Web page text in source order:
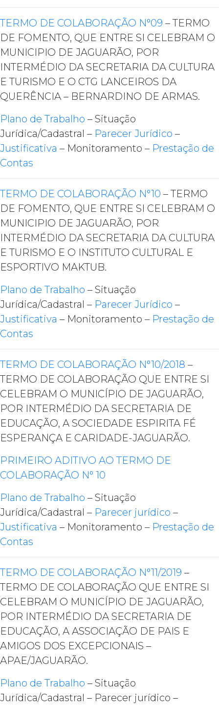
TERMO DE COLABORAÇÃO N°09 – TERMO
DE FOMENTO, QUE ENTRE SI CELEBRAM O
MUNICIPIO DE JAGUARÃO, POR
INTERMÉDIO DA SECRETARIA DA CULTURA
E TURISMO E O CTG LANCEIROS DA
QUERÊNCIA – BERNARDINO DE ARMAS.
Plano de Trabalho – Situação
Jurídica/Cadastral – Parecer Jurídico –
Justificativa – Monitoramento – Prestação de
Contas
TERMO DE COLABORAÇÃO N°10 – TERMO
DE FOMENTO, QUE ENTRE SI CELEBRAM O
MUNICIPIO DE JAGUARÃO, POR
INTERMÉDIO DA SECRETARIA DA CULTURA
E TURISMO E O INSTITUTO CULTURAL E
ESPORTIVO MAKTUB.
Plano de Trabalho – Situação
Jurídica/Cadastral – Parecer Jurídico –
Justificativa – Monitoramento – Prestação de
Contas
TERMO DE COLABORAÇÃO N°10/2018 –
TERMO DE COLABORAÇÃO QUE ENTRE SI
CELEBRAM O MUNICÍPIO DE JAGUARÃO,
POR INTERMÉDIO DA SECRETARIA DE
EDUCAÇÃO, A SOCIEDADE ESPIRITA FÉ
ESPERANÇA E CARIDADE-JAGUARÃO.
PRIMEIRO ADITIVO AO TERMO DE
COLABORAÇÃO N° 10
Plano de Trabalho – Situação
Jurídica/Cadastral – Parecer jurídico –
Justificativa – Monitoramento – Prestação de
Contas
TERMO DE COLABORAÇÃO N°11/2019 –
TERMO DE COLABORAÇÃO QUE ENTRE SI
CELEBRAM O MUNICÍPIO DE JAGUARÃO,
POR INTERMÉDIO DA SECRETARIA DE
EDUCAÇÃO, A ASSOCIAÇÃO DE PAIS E
AMIGOS DOS EXCEPCIONAIS –
APAE/JAGUARÃO.
Plano de Trabalho – Situação
Jurídica/Cadastral – Parecer jurídico –